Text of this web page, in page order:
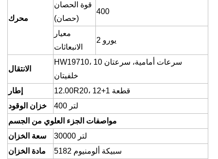
محرك
قوة الحصان
(حصان)
400
معيار
الانبعاثات
يورو 2
الانتقال
HW19710، 10 سرعات أمامية، سرعتان
خلفيتان
إطار
12.00R20، 12+1 قطعة
خزان الوقود
400 لتر
مواصفات الجزء العلوي من الجسم
سعة الخزان
30000 لتر
مادة الخزان
سبيكة ألومنيوم 5182